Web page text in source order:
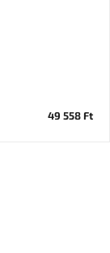
49 558 Ft